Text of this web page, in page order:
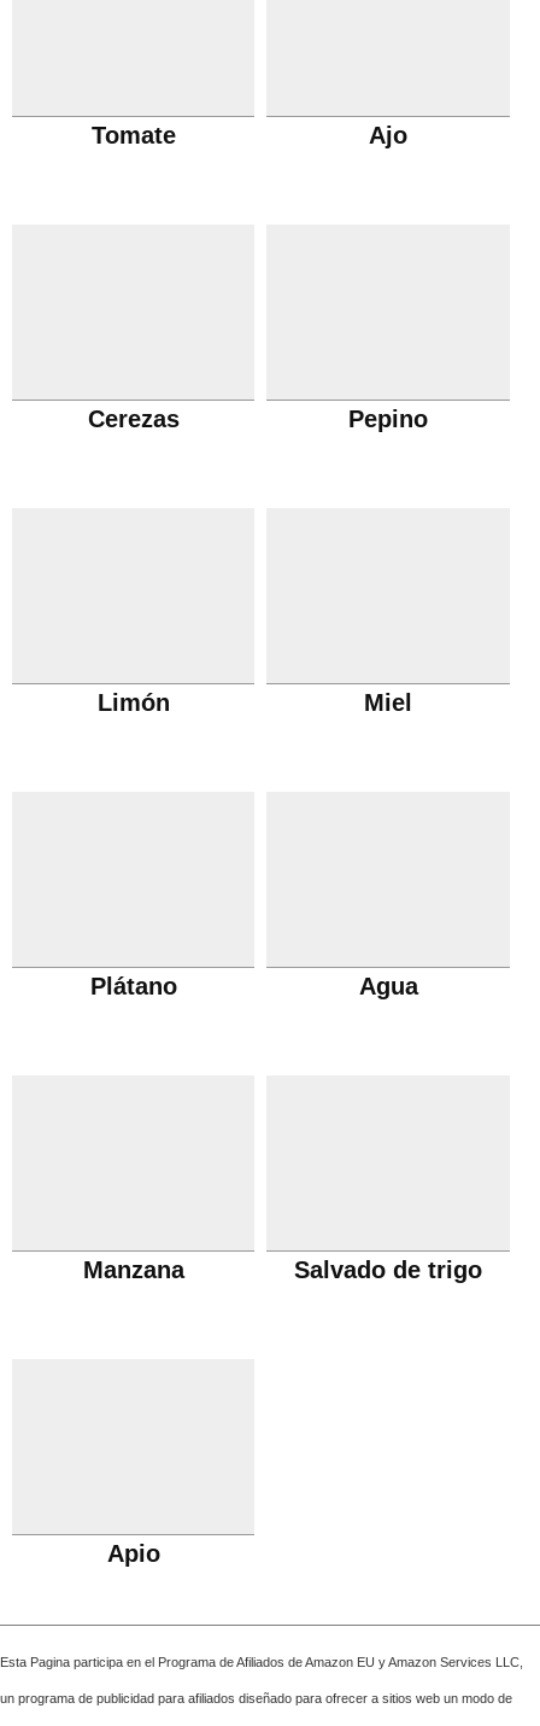
Tomate Ajo
Cerezas Pepino
Limón Miel
Plátano Agua
Manzana Salvado de trigo
Apio
Esta Pagina participa en el Programa de Afiliados de Amazon EU y Amazon Services LLC,
un programa de publicidad para afiliados diseñado para ofrecer a sitios web un modo de